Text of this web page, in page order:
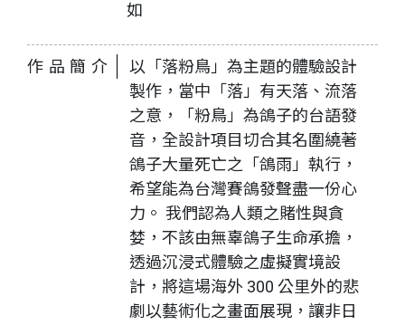
如
作品簡介
以「落粉鳥」為主題的體驗設計
製作，當中「落」有天落、流落
之意，「粉鳥」為鴿子的台語發
音，全設計項目切合其名圍繞著
鴿子大量死亡之「鴿雨」執行，
希望能為台灣賽鴿發聲盡一份心
力。 我們認為人類之賭性與貪
婪，不該由無辜鴿子生命承擔，
透過沉浸式體驗之虛擬實境設
計，將這場海外 300 公里外的悲
劇以藝術化之畫面展現，讓非日